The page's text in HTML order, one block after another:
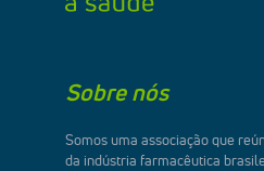
Sobre nós
Somos uma associação que
da indústria farmacêutica